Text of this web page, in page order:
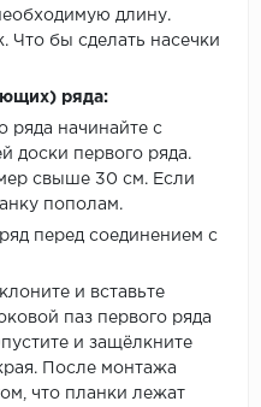
длину.
Что бы сделать насечки
ряда:
ряда начинайте с
доски первого ряда.
свыше 30 см. Если
пополам.
перед соединением с
и вставьте
паз первого ряда
и защёлкните
После монтажа
что планки лежат